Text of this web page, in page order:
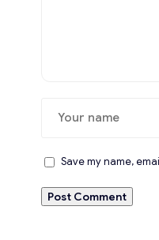
Save my name,